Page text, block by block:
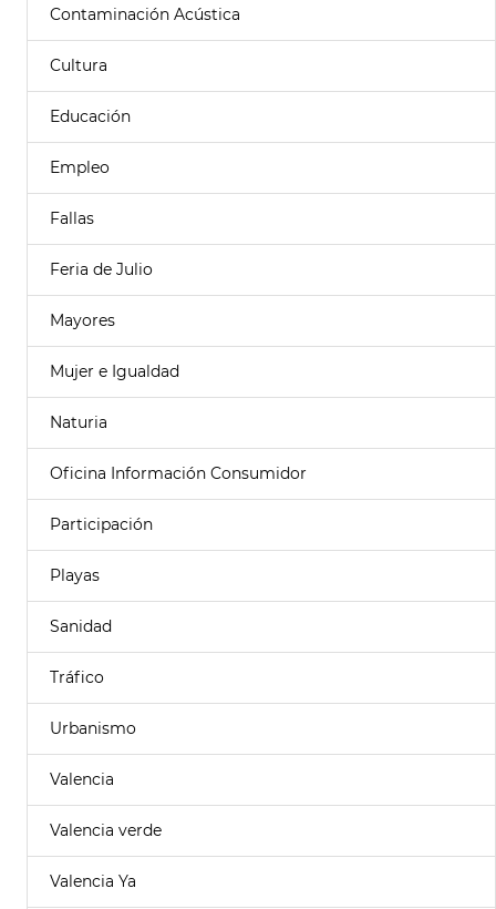
Contaminación Acústica
Cultura
Educación
Empleo
Fallas
Feria de Julio
Mayores
Mujer e Igualdad
Naturia
Oficina Información Consumidor
Participación
Playas
Sanidad
Tráfico
Urbanismo
Valencia
Valencia verde
Valencia Ya